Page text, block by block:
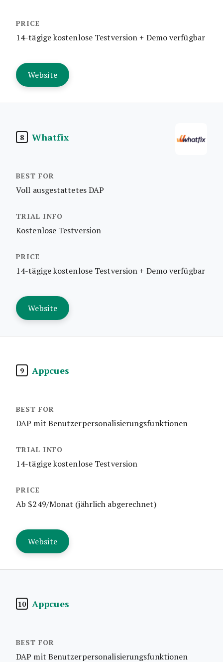
14-tägige kostenlose Testversion + Demo verfügbar
Website
8 Whatfix
Voll ausgestattetes DAP
Kostenlose Testversion
14-tägige kostenlose Testversion + Demo verfügbar
Website
9 Appcues
DAP mit Benutzerpersonalisierungsfunktionen
14-tägige kostenlose Testversion
Ab $249/Monat (jährlich abgerechnet)
Website
10 Appcues
DAP mit Benutzerpersonalisierungsfunktionen